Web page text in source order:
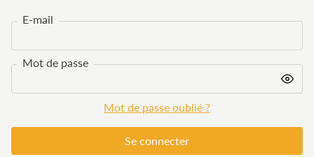
E-mail
Mot de passe
Mot de passe oublié ?